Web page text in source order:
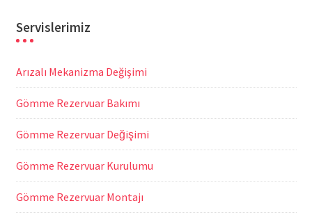
Servislerimiz
Arızalı Mekanizma Değişimi
Gömme Rezervuar Bakımı
Gömme Rezervuar Değişimi
Gömme Rezervuar Kurulumu
Gömme Rezervuar Montajı